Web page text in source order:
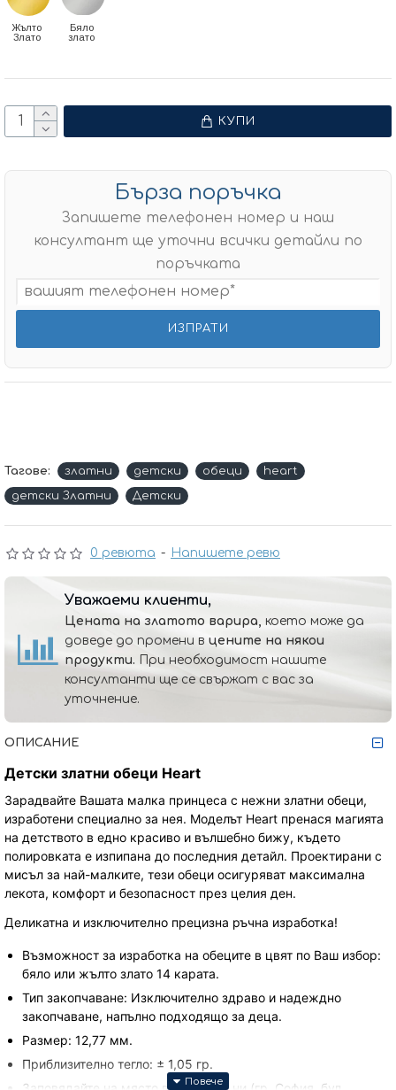
0 ревюта - Напишете ревю
Жълто
Злато
Бяло
злато
КУПИ
Бърза поръчка
Запишете телефонен номер и наш
консултант ще уточни всички детайли по
поръчката
Тагове: златни детски обеци
heart
детски Златни
Детски
Уважаеми клиенти,
Цената на златото варира, което може да
доведе до промени в цените на някои
продукти. При необходимост нашите
консултанти ще се свържат с вас за
уточнение.
ОПИСАНИЕ
Детски златни обеци Heart
Зарадвайте Вашата малка принцеса с нежни златни обеци,
изработени специално за нея. Моделът Heart пренася магията
на детството в едно красиво и вълшебно бижу, където
полировката е изпипана до последния детайл. Проектирани с
мисъл за най-малките, тези обеци осигуряват максимална
лекота, комфорт и безопасност през целия ден.
Деликатна и изключително прецизна ръчна изработка!
Възможност за изработка на обеците в цвят по Ваш избор:
бяло или жълто злато 14 карата.
Тип закопчаване: Изключително здраво и надеждно
закопчаване, напълно подходящо за деца.
Размер: 12,77 мм.
Приблизително тегло: ± 1,05 гр.